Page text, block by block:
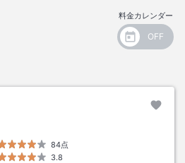
料金カレンダー
84点
3.8